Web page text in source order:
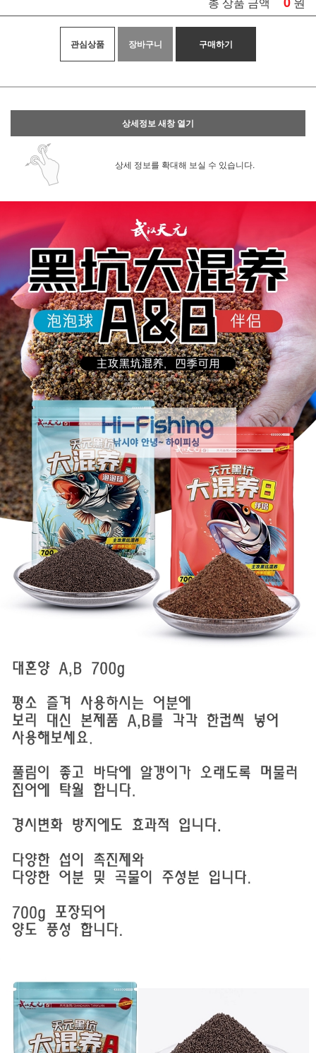
관심상품 장바구니 구매하기
상세정보 새창 열기
상세 정보를 확대해 보실 수 있습니다.